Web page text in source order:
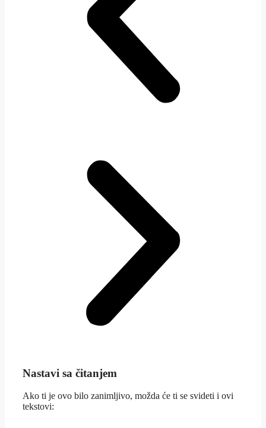
Nastavi sa čitanjem
Ako ti je ovo bilo zanimljivo, možda će ti se svideti i ovi
tekstovi: